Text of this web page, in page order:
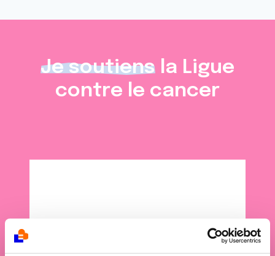
Je soutiens la Ligue
contre le cancer